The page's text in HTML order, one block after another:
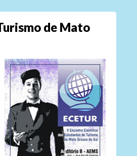
de Mato